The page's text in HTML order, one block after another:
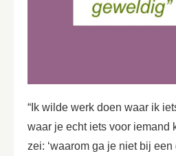
“Ik wilde werk doen waar ik
waar je echt iets voor iemand
zei: ‘waarom ga je niet bij